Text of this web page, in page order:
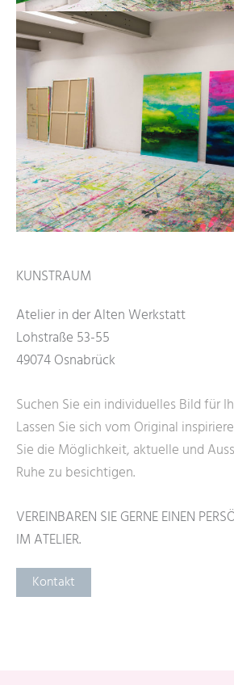
KUNSTRAUM
Atelier in der Alten Werkstatt
Lohstraße 53-55
49074 Osnabrück
Suchen Sie ein individuelles Bild für
Lassen Sie sich vom Original
Sie die Möglichkeit, aktuelle und
Ruhe zu besichtigen.
VEREINBAREN SIE GERNE EINEN
IM ATELIER.
Kontakt